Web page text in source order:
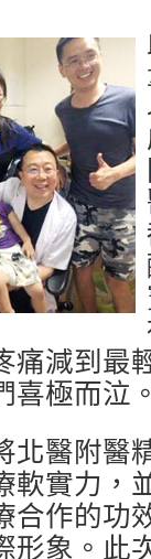
痛減到最
喜極而泣
北醫附醫
軟實力，
合作的功
形象。此